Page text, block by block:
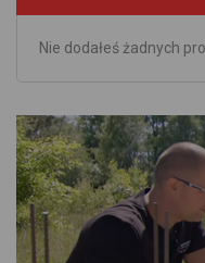
Nie dodałeś żadnych